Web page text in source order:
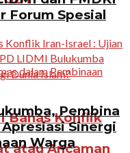
Bahas Konflik
atau Ancaman
Forum Spesial
Pembina
Sinergi
Warga